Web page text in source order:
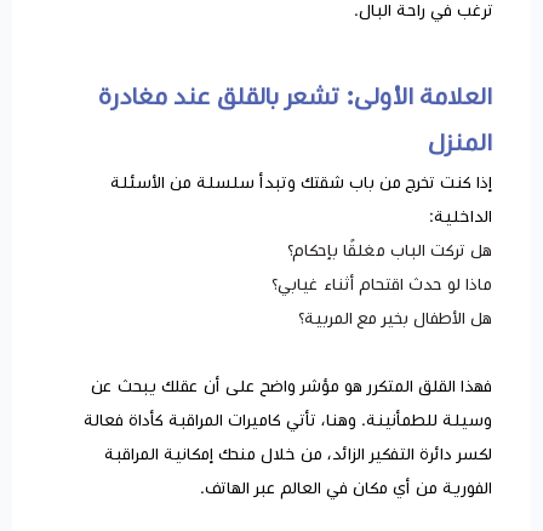
ترغب في راحة البال.
العلامة الأولى: تشعر بالقلق عند مغادرة
المنزل
إذا كنت تخرج من باب شقتك وتبدأ سلسلة من الأسئلة
الداخلية:
هل تركت الباب مغلقًا بإحكام؟
ماذا لو حدث اقتحام أثناء غيابي؟
هل الأطفال بخير مع المربية؟
فهذا القلق المتكرر هو مؤشر واضح على أن عقلك يبحث عن
وسيلة للطمأنينة. وهنا، تأتي كاميرات المراقبة كأداة فعالة
لكسر دائرة التفكير الزائد، من خلال منحك إمكانية المراقبة
الفورية من أي مكان في العالم عبر الهاتف.